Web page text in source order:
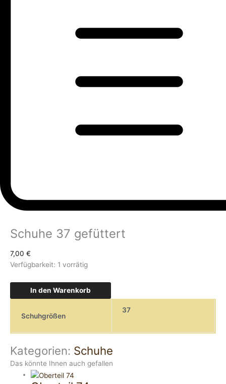
Schuhe 37 gefüttert
7,00 €
Verfügbarkeit: 1 vorrätig
In den Warenkorb
Schuhgrößen
37
Kategorien: Schuhe
Das könnte Ihnen auch gefallen